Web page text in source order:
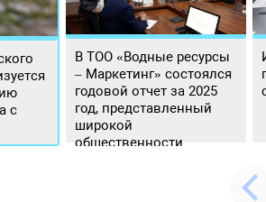
с
В ТОО «Водные ресурсы
– Маркетинг» состоялся
годовой отчет за 2025
год, представленный
широкой
общественности.